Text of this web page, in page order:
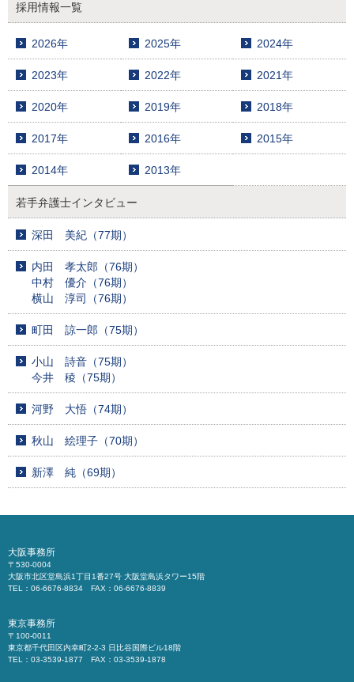
採用情報一覧
2026年 2025年 2024年
2023年 2022年 2021年
2020年 2019年 2018年
2017年 2016年 2015年
2014年 2013年
若手弁護士インタビュー
深田 美紀（77期）
内田 孝太郎（76期）
中村 優介（76期）
横山 淳司（76期）
町田 諒一郎（75期）
小山 詩音（75期）
今井 稜（75期）
河野 大悟（74期）
秋山 絵理子（70期）
新澤 純（69期）
大阪事務所
〒530-0004
大阪市北区堂島浜1丁目1番27号 大阪堂島浜タワー15階
TEL：06-6676-8834 FAX：06-6676-8839
東京事務所
〒100-0011
東京都千代田区内幸町2-2-3 日比谷国際ビル18階
TEL：03-3539-1877 FAX：03-3539-1878